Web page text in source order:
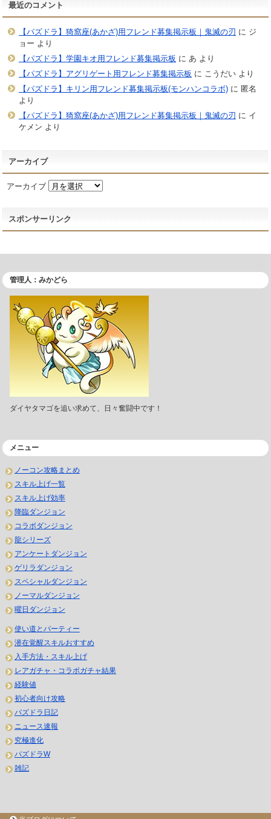
最近のコメント
【パズドラ】猗窩座(あかざ)用フレンド募集掲示板｜鬼滅の刃 に ジ
ョー より
【パズドラ】学園キオ用フレンド募集掲示板 に あ より
【パズドラ】アグリゲート用フレンド募集掲示板 に こうだいより
【パズドラ】キリン用フレンド募集掲示板(モンハンコラボ)に 匿名
より
【パズドラ】猗窩座(あかざ)用フレンド募集掲示板｜鬼滅の刃 に イ
ケメン より
アーカイブ
アーカイブ
スポンサーリンク
管理人：みかどら
ダイヤタマゴを追い求めて、日々奮闘中です！
メニュー
ノーコン攻略まとめ
スキル上げ一覧
スキル上げ効率
降臨ダンジョン
コラボダンジョン
龍シリーズ
アンケートダンジョン
ゲリラダンジョン
スペシャルダンジョン
ノーマルダンジョン
曜日ダンジョン
使い道とパーティー
潜在覚醒スキルおすすめ
入手方法・スキル上げ
レアガチャ・コラボガチャ結果
経験値
初心者向け攻略
パズドラ日記
ニュース速報
究極進化
パズドラW
雑記